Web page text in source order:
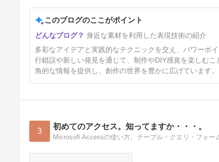
300dpi 高画質ラベルプリント
を試す！レトロかわいい
7ヶ月前
このブログのここがポイント
身近な素材を利用した表現技術の紹介
多彩なアイデアと実践的なテクニックを交え、パワーポ
行錯誤や新しい発見を通じて、制作やDIY感覚を楽しむ
角的な情報を提供し、創作の世界を豊かに広げています。
3 初めてのアクセス。知ってますか・・・。
Microsoft Accessの使い方。テーブル・クエリ・フォー